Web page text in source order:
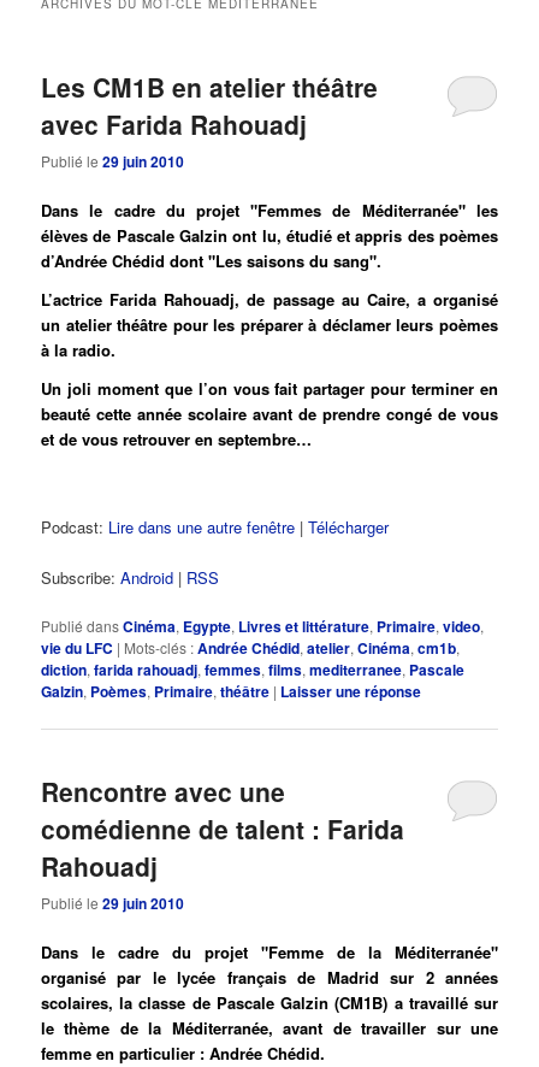
ARCHIVES DU MOT-CLÉMEDITERRANEE
Les CM1B en atelier théâtre
avec Farida Rahouadj
Publié le29 juin 2010
Dans le cadre du projet "Femmes de Méditerranée" les
élèves de Pascale Galzin ont lu, étudié et appris des poèmes
d’Andrée Chédid dont "Les saisons du sang".
L’actrice Farida Rahouadj, de passage au Caire, a organisé
un atelier théâtre pour les préparer à déclamer leurs poèmes
à la radio.
Un joli moment que l’on vous fait partager pour terminer en
beauté cette année scolaire avant de prendre congé de vous
et de vous retrouver en septembre…
Podcast: Lire dans une autre fenêtre |Télécharger
Subscribe:Android | RSS
Publié dansCinéma, Egypte, Livres et littérature, Primaire,video,
vie du LFC | Mots-clés :Andrée Chédid,atelier,Cinéma,cm1b,
diction,farida rahouadj,femmes,films,mediterranee, Pascale
Galzin, Poèmes, Primaire,théâtre | Laisser une réponse
Rencontre avec une
comédienne de talent : Farida
Rahouadj
Publié le29 juin 2010
Dans le cadre du projet "Femme de la Méditerranée"
organisé par le lycée français de Madrid sur 2 années
scolaires, la classe de Pascale Galzin (CM1B) a travaillé sur
le thème de la Méditerranée, avant de travailler sur une
femme en particulier : Andrée Chédid.